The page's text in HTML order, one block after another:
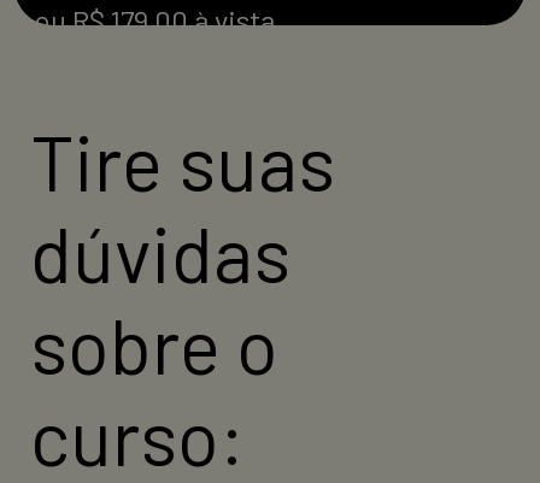
ou R$ 179,00 à vista
Tire suas
dúvidas
sobre o
curso: